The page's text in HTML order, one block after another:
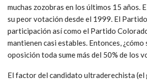
muchas zozobras en los últimos 15 años.
su peor votación desde el 1999. El
participación así como el Partido
mantienen casi estables. Entonces, ¿cómo
oposición toda sume más del 50% de los
El factor del candidato ultraderechista (el